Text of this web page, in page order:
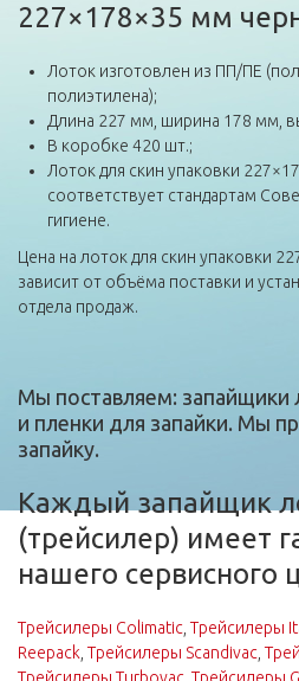
227×178×35 мм
Лоток изготовлен из ПП/ПЕ
полиэтилена);
Длина 227 мм, ширина 178 мм,
В коробке 420 шт.;
Лоток для скин упаковки
соответствует стандартам
гигиене.
Цена на лоток для скин упаковки
зависит от объёма поставки и
отдела продаж.
Мы поставляем: запайщики
и пленки для запайки. Мы
запайку.
Каждый запайщик
(трейсилер) имеет
нашего сервисного
Трейсилеры Colimatic Трейсилеры
Reepack Трейсилеры Scandivac